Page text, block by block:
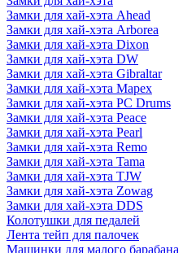
Замки для хай-хэта Ahead
Замки для хай-хэта Arborea
Замки для хай-хэта Dixon
Замки для хай-хэта DW
Замки для хай-хэта Gibraltar
Замки для хай-хэта Mapex
Замки для хай-хэта PC Drums
Замки для хай-хэта Peace
Замки для хай-хэта Pearl
Замки для хай-хэта Remo
Замки для хай-хэта Tama
Замки для хай-хэта TJW
Замки для хай-хэта Zowag
Замки для хай-хэта DDS
Колотушки для педалей
Лента тейп для палочек
Машинки для малого барабана